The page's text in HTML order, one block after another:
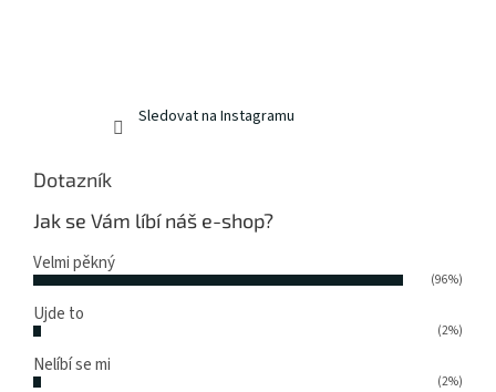
Sledovat na Instagramu
Dotazník
Jak se Vám líbí náš e-shop?
Velmi pěkný
(96%)
Ujde to
(2%)
Nelíbí se mi
(2%)